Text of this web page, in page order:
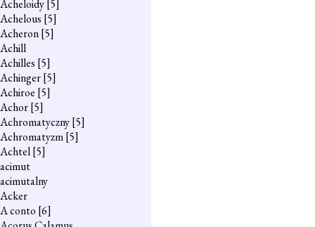
Acheloidy[5]
Achelous [5]
Acheron[5]
Achill
Achilles [5]
Achinger[5]
Achiroe [5]
Achor[5]
Achromatyczny[5]
Achromatyzm[5]
Achtel[5]
acimut
acimutalny
Acker
A conto [6]